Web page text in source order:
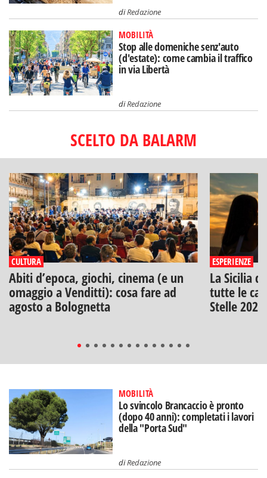
diRedazione
MOBILITÀ
Stop alle domeniche senz'auto
(d'estate): come cambia il traffico
in via Libertà
diRedazione
SCELTO DA BALARM
CULTURA
Abiti d’epoca, giochi, cinema (e un
omaggio a Venditti): cosa fare ad
agosto a Bolognetta
ESPERIENZE
La Sicilia
tutte le
Stelle
MOBILITÀ
Lo svincolo Brancaccio è pronto
(dopo 40 anni): completati i lavori
della "Porta Sud"
diRedazione